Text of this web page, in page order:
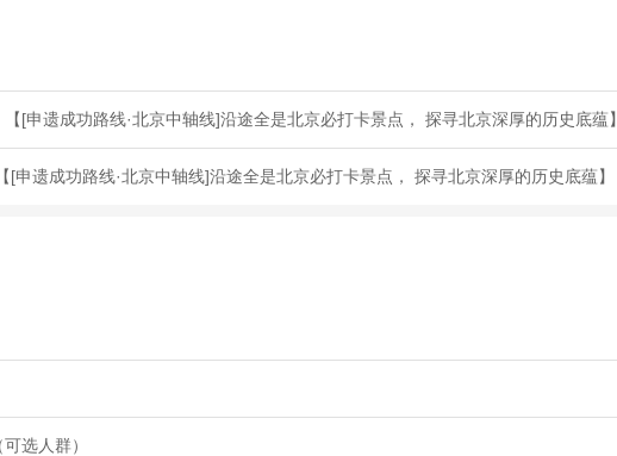
[申遗成功路线·北京中轴线]沿途全是北京必打卡景点， 探寻北京深厚的历史底蕴】
遗成功路线·北京中轴线]沿途全是北京必打卡景点， 探寻北京深厚的历史底蕴】
选人群）